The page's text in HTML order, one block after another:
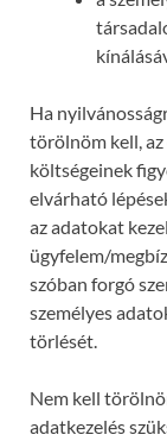
Ha
törölnöm kell,
költségeinek
elvárható
az adatokat
ügyfelem/
szóban forgó
személyes
törlését.
Nem kell
adatkezelés